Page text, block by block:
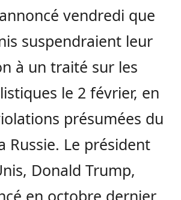
vendredi que
suspendraient leur
à un traité sur les
le 2 février, en
présumées du
Russie. Le président
Donald Trump,
en octobre dernier